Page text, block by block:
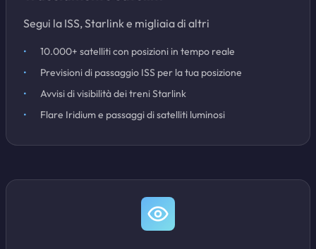
Segui la ISS, Starlink e migliaia di altri
10.000+ satelliti con posizioni in tempo reale
Previsioni di passaggio ISS per la tua posizione
Avvisi di visibilità dei treni Starlink
Flare Iridium e passaggi di satelliti luminosi